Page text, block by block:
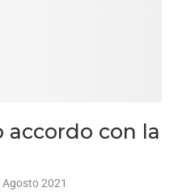
accordo con la
Agosto 2021